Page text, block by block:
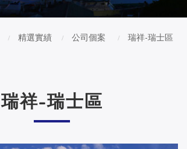
精選實績 公司個案 瑞祥-瑞士區
瑞祥-瑞士區